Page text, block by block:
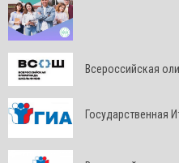
Всероссийская
Государственная